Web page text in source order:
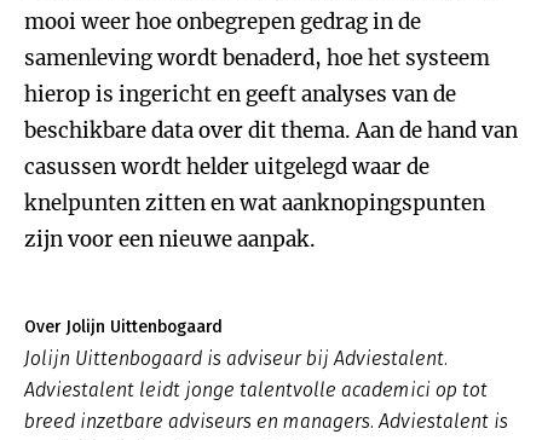
mooi weer hoe onbegrepen gedrag in de
samenleving wordt benaderd, hoe het systeem
hierop is ingericht en geeft analyses van de
beschikbare data over dit thema. Aan de hand van
casussen wordt helder uitgelegd waar de
knelpunten zitten en wat aanknopingspunten
zijn voor een nieuwe aanpak.
Over Jolijn Uittenbogaard
Jolijn Uittenbogaard is adviseur bij Adviestalent.
Adviestalent leidt jonge talentvolle academici op tot
breed inzetbare adviseurs en managers. Adviestalent is